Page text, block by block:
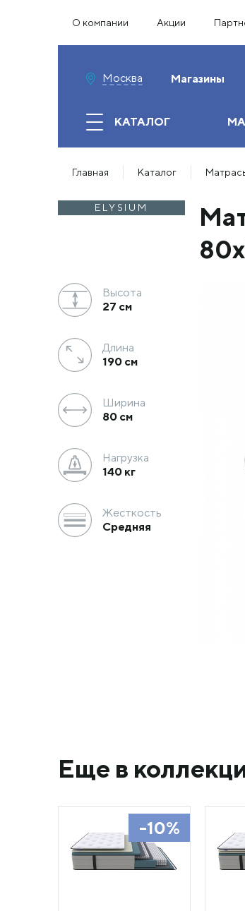
О компании Акции
Москва Магазины
КАТАЛОГ
Главная Каталог
ELYSIUM
Высота
27 см
Длина
190 см
Ширина
80 см
Нагрузка
140 кг
Жесткость
Средняя
Еще в
-10%